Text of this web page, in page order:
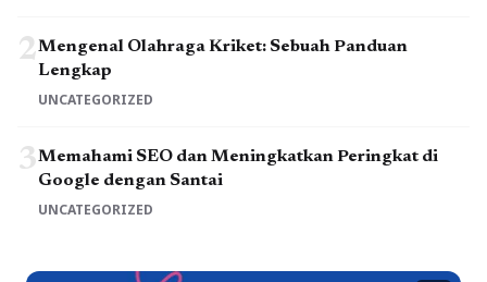
2Mengenal Olahraga Kriket: Sebuah Panduan
Lengkap
UNCATEGORIZED
3Memahami SEO dan Meningkatkan Peringkat di
Google dengan Santai
UNCATEGORIZED